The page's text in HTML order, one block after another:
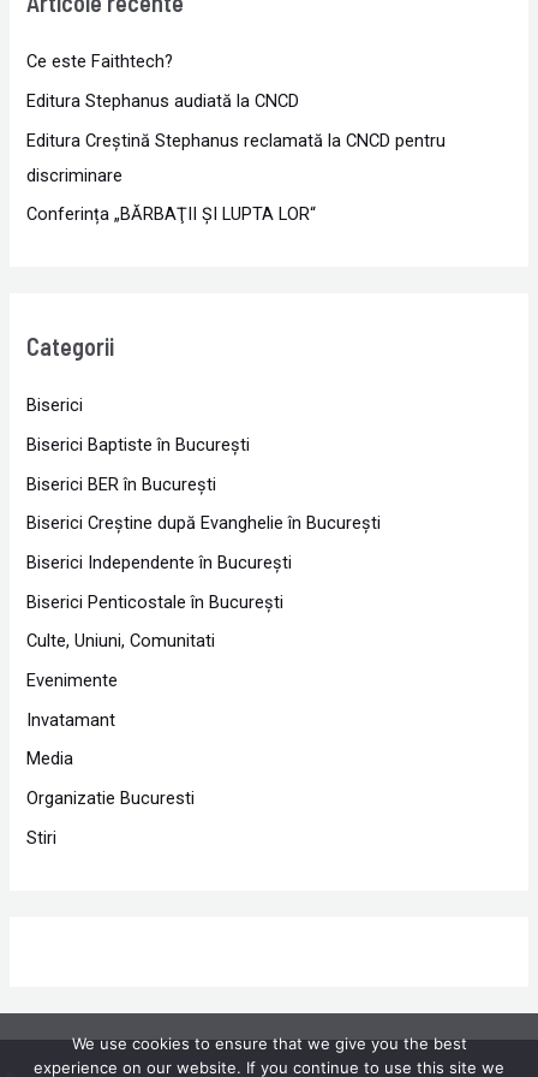
Ce este Faithtech?
Editura Stephanus audiată la CNCD
Editura Creștină Stephanus reclamată la CNCD pentru
discriminare
Conferința „BĂRBAŢII ŞI LUPTA LOR“
Categorii
Biserici
Biserici Baptiste în Bucureşti
Biserici BER în Bucureşti
Biserici Creştine după Evanghelie în Bucureşti
Biserici Independente în Bucureşti
Biserici Penticostale în Bucureşti
Culte, Uniuni, Comunitati
Evenimente
Invatamant
Media
Organizatie Bucuresti
Stiri
We use cookies to ensure that we give you the best
experience on our website. If you continue to use this site we